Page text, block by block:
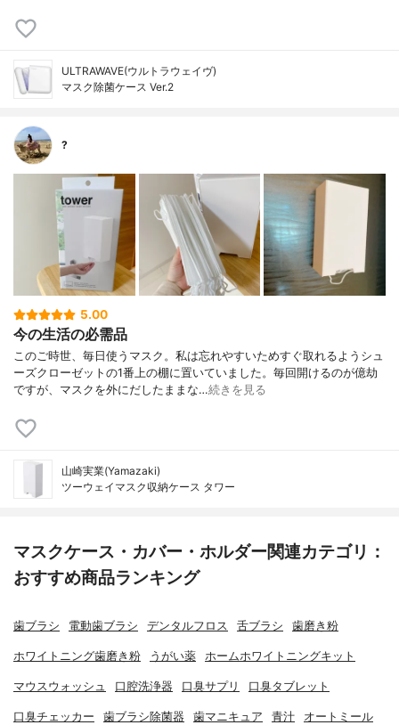
ULTRAWAVE(ウルトラウェイヴ)
マスク除菌ケース Ver.2
?
5.00
今の生活の必需品
このご時世、毎日使うマスク。私は忘れやすいためすぐ取れるようシュ
ーズクローゼットの1番上の棚に置いていました。毎回開けるのが億劫
ですが、マスクを外にだしたままな…続きを見る
山崎実業(Yamazaki)
ツーウェイマスク収納ケース タワー
マスクケース・カバー・ホルダー関連カテゴリ：
おすすめ商品ランキング
歯ブラシ 電動歯ブラシ デンタルフロス 舌ブラシ 歯磨き粉
ホワイトニング歯磨き粉 うがい薬 ホームホワイトニングキット
マウスウォッシュ 口腔洗浄器 口臭サプリ 口臭タブレット
口臭チェッカー 歯ブラシ除菌器 歯マニキュア 青汁 オートミール